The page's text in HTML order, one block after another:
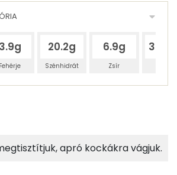
3.9g
Fehérje
20.2g
Szénhidrát
6.9g
Zsír
5%
2%
4
100
apró kockákra vágjuk.